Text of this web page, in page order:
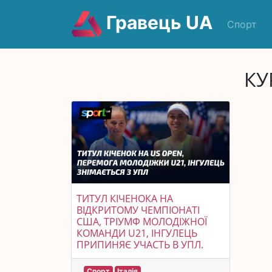
Гравець UA Спорт
ТИТУЛ КІЧЕНОКА НА
ВІДКРИТОМУ ЧЕМПІОНАТІ
США, ТРІУМФ МОЛОДІЖНОЇ
КОМАНДИ U21, ІНГУЛЕЦЬ
ПРИПИНЯЄ УЧАСТЬ В УПЛ.